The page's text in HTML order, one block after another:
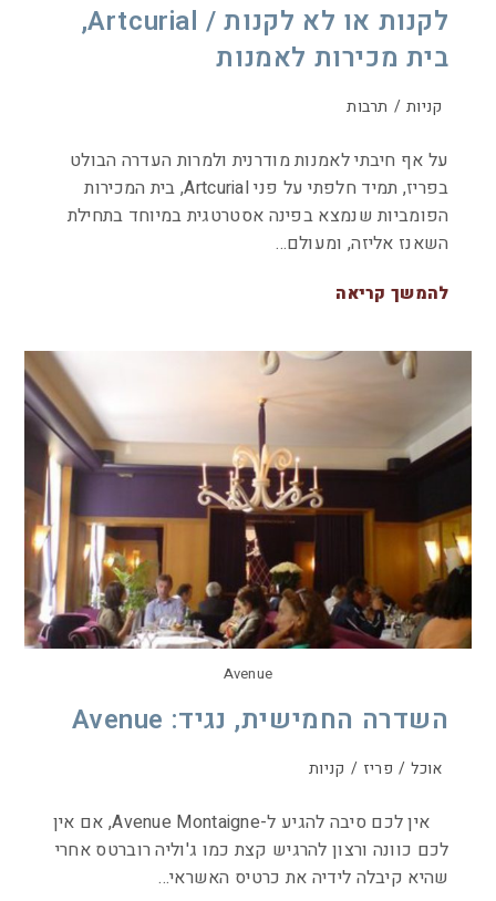
לקנות או לא לקנות / Artcurial,
בית מכירות לאמנות
קניות / תרבות
על אף חיבתי לאמנות מודרנית ולמרות העדרה הבולט
בפריז, תמיד חלפתי על פני Artcurial, בית המכירות
הפומביות שנמצא בפינה אסטרטגית במיוחד בתחילת
השאנז אליזה, ומעולם…
להמשך קריאה
Avenue
השדרה החמישית, נגיד: Avenue
אוכל / פריז / קניות
אין לכם סיבה להגיע ל-Avenue Montaigne, אם אין
לכם כוונה ורצון להרגיש קצת כמו ג'וליה רוברטס אחרי
שהיא קיבלה לידיה את כרטיס האשראי…